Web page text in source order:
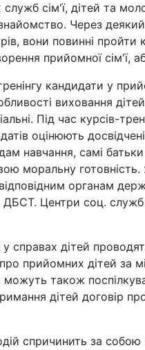
служб сім'ї, дітей та
Через
вони повинні
прийомної сім'ї,
кандидати у
виховання
Під час курсів-
оцінюють
навчання, самі
моральну
органам
ДБСТ. Центри соц. служб
справах дітей
прийомних дітей за
також
дітей договір
спричинить за